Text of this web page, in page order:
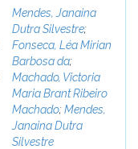
Mendes, Janaina
Dutra Silvestre;
Fonseca, Léa Mirian
Barbosa da;
Machado, Victoria
Maria Brant Ribeiro
Machado;Mendes,
Janaina Dutra
Silvestre